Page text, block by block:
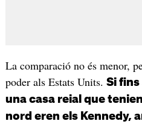
La comparació no és menor,
poder als Estats Units. Si fins
una casa reial que
nord eren els Kennedy,